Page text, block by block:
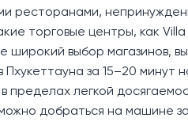
ресторанами,
торговые центры, как
широкий выбор магазинов,
Пхукеттауна за 15–20
легкой
добраться на машине